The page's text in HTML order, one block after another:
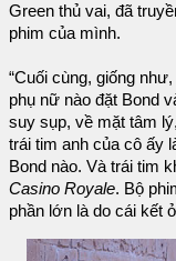
Green thủ vai, đã
phim của mình.
“Cuối cùng, giống
phụ nữ nào đặt Bond
suy sụp, về mặt tâm
trái tim anh của cô ấy
Bond nào. Và trái tim
Casino Royale. Bộ
phần lớn là do cái kết